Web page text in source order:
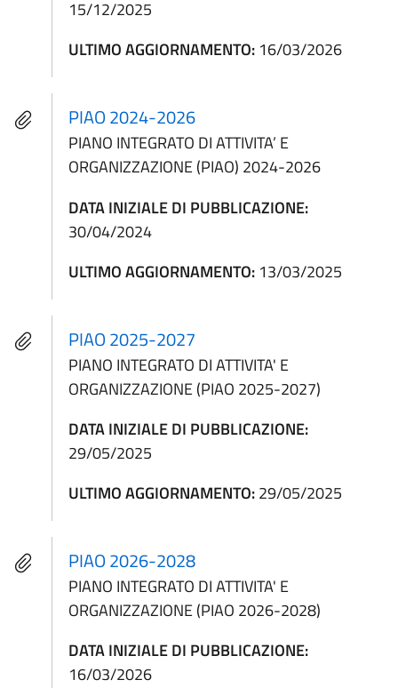
15/12/2025
ULTIMO AGGIORNAMENTO: 16/03/2026
PIAO 2024-2026
PIANO INTEGRATO DI ATTIVITA’ E
ORGANIZZAZIONE (PIAO) 2024-2026
DATA INIZIALE DI PUBBLICAZIONE:
30/04/2024
ULTIMO AGGIORNAMENTO: 13/03/2025
PIAO 2025-2027
PIANO INTEGRATO DI ATTIVITA' E
ORGANIZZAZIONE (PIAO 2025-2027)
DATA INIZIALE DI PUBBLICAZIONE:
29/05/2025
ULTIMO AGGIORNAMENTO:29/05/2025
PIAO 2026-2028
PIANO INTEGRATO DI ATTIVITA' E
ORGANIZZAZIONE (PIAO 2026-2028)
DATA INIZIALE DI PUBBLICAZIONE:
16/03/2026